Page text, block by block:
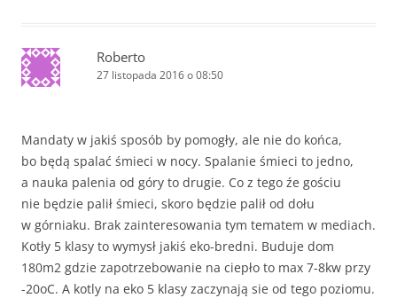
Roberto
27 listopada 2016 o 08:50
Mandaty w jakiś sposób by pomogły, ale nie do końca,
bo będą spalać śmieci w nocy. Spalanie śmieci to jedno,
a nauka palenia od góry to drugie. Co z tego źe gościu
nie będzie palił śmieci, skoro będzie palił od dołu
w górniaku. Brak zainteresowania tym tematem w mediach.
Kotły 5 klasy to wymysł jakiś eko-bredni. Buduje dom
180m2 gdzie zapotrzebowanie na ciepło to max 7-8kw przy
-20oC. A kotly na eko 5 klasy zaczynają sie od tego poziomu.